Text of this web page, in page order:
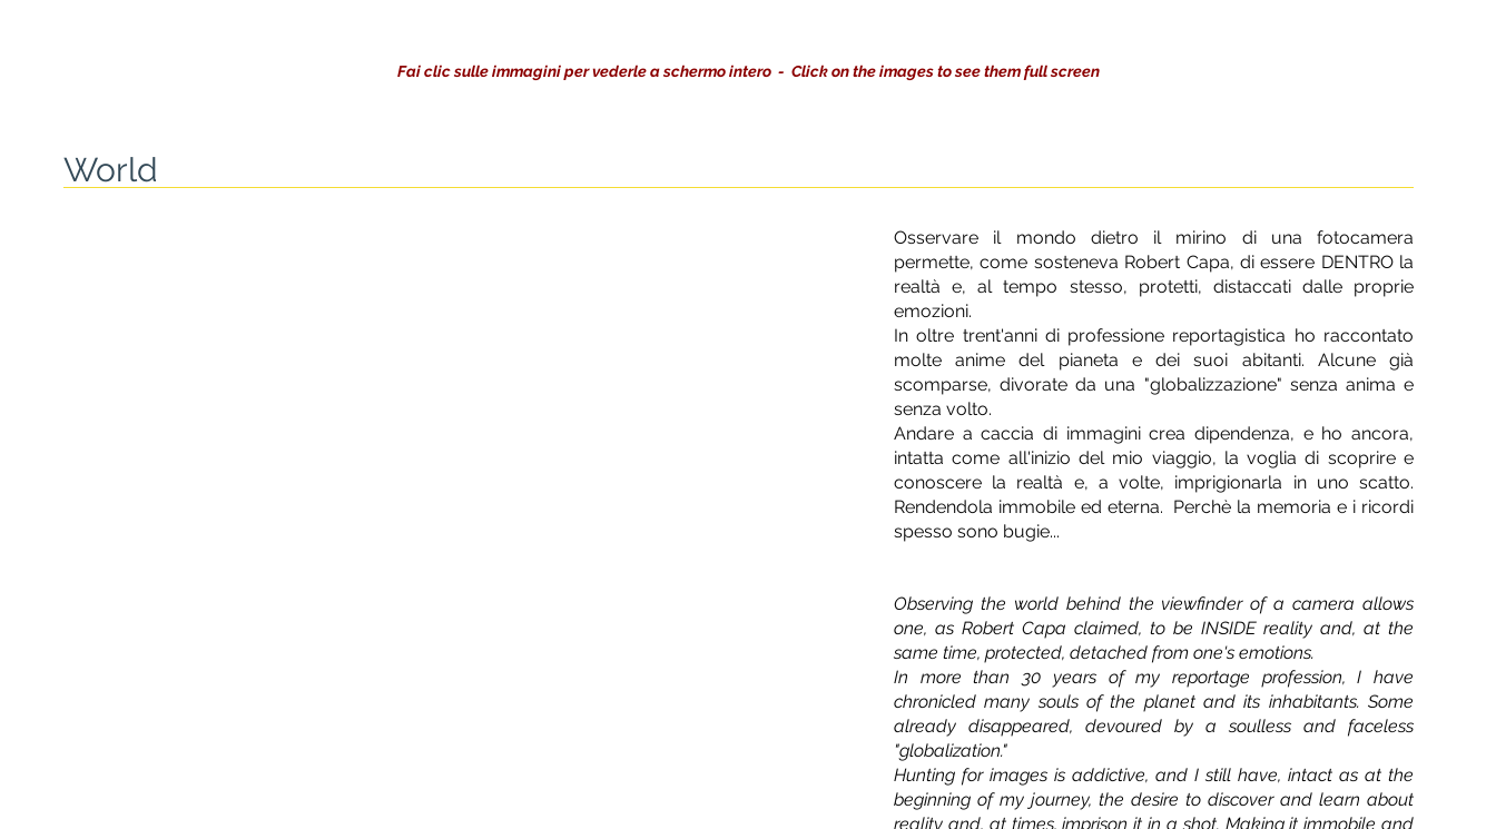
Fai clic sulle immagini per vederle a schermo intero - Click on the images to see them full screen
World
Osservare il mondo dietro il mirino di una fotocamera
permette, come sosteneva Robert Capa, di essere DENTRO la
realtà e, al tempo stesso, protetti, distaccati dalle proprie
emozioni.
In oltre trent'anni di professione reportagistica ho raccontato
molte anime del pianeta e dei suoi abitanti. Alcune già
scomparse, divorate da una "globalizzazione" senza anima e
senza volto.
Andare a caccia di immagini crea dipendenza, e ho ancora,
intatta come all'inizio del mio viaggio, la voglia di scoprire e
conoscere la realtà e, a volte, imprigionarla in uno scatto.
Rendendola immobile ed eterna. Perchè la memoria e i ricordi
spesso sono bugie...
Observing the world behind the viewfinder of a camera allows
one, as Robert Capa claimed, to be INSIDE reality and, at the
same time, protected, detached from one's emotions.
In more than 30 years of my reportage profession, I have
chronicled many souls of the planet and its inhabitants. Some
already disappeared, devoured by a soulless and faceless
"globalization."
Hunting for images is addictive, and I still have, intact as at the
beginning of my journey, the desire to discover and learn about
reality and, at times, imprison it in a shot. Making it immobile and